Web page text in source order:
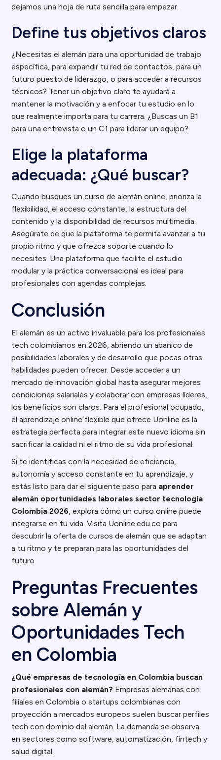
dejamos una hoja de ruta sencilla para empezar.
Define tus objetivos claros
¿Necesitas el alemán para una oportunidad de trabajo
específica, para expandir tu red de contactos, para un
futuro puesto de liderazgo, o para acceder a recursos
técnicos? Tener un objetivo claro te ayudará a
mantener la motivación y a enfocar tu estudio en lo
que realmente importa para tu carrera. ¿Buscas un B1
para una entrevista o un C1 para liderar un equipo?
Elige la plataforma
adecuada: ¿Qué buscar?
Cuando busques un curso de alemán online, prioriza la
flexibilidad, el acceso constante, la estructura del
contenido y la disponibilidad de recursos multimedia.
Asegúrate de que la plataforma te permita avanzar a tu
propio ritmo y que ofrezca soporte cuando lo
necesites. Una plataforma que facilite el estudio
modular y la práctica conversacional es ideal para
profesionales con agendas complejas.
Conclusión
El alemán es un activo invaluable para los profesionales
tech colombianos en 2026, abriendo un abanico de
posibilidades laborales y de desarrollo que pocas otras
habilidades pueden ofrecer. Desde acceder a un
mercado de innovación global hasta asegurar mejores
condiciones salariales y colaborar con empresas líderes,
los beneficios son claros. Para el profesional ocupado,
el aprendizaje online flexible que ofrece Uonline es la
estrategia perfecta para integrar este nuevo idioma sin
sacrificar la calidad ni el ritmo de su vida profesional.
Si te identificas con la necesidad de eficiencia,
autonomía y acceso constante en tu aprendizaje, y
estás listo para dar el siguiente paso para aprender
alemán oportunidades laborales sector tecnología
Colombia 2026, explora cómo un curso online puede
integrarse en tu vida. Visita Uonline.edu.co para
descubrir la oferta de cursos de alemán que se adaptan
a tu ritmo y te preparan para las oportunidades del
futuro.
Preguntas Frecuentes
sobre Alemán y
Oportunidades Tech
en Colombia
¿Qué empresas de tecnología en Colombia buscan
profesionales con alemán? Empresas alemanas con
filiales en Colombia o startups colombianas con
proyección a mercados europeos suelen buscar perfiles
tech con dominio del alemán. La demanda se observa
en sectores como software, automatización, fintech y
salud digital.